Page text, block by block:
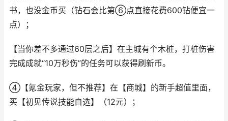
书，也没金币买（钻石会比第⑥点直接花费600钻便宜一
点）；
【当你差不多通过60层之后】在主城有个木桩，打桩伤害
完成成就“10万秒伤”的任务可以获得刷新币。
④【氪金玩家，但不推荐】在【商城】的新手超值里面，
买【初见传说技能自选】（12元）；